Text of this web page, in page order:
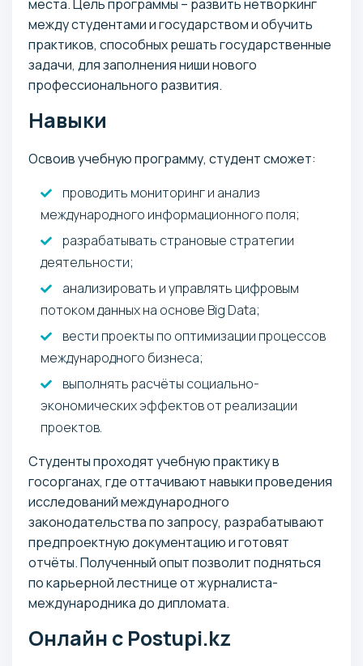
места. Цель программы – развить нетворкинг
между студентами и государством и обучить
практиков, способных решать государственные
задачи, для заполнения ниши нового
профессионального развития.
Навыки
Освоив учебную программу, студент сможет:
проводить мониторинг и анализ
международного информационного поля;
разрабатывать страновые стратегии
деятельности;
анализировать и управлять цифровым
потоком данных на основе Big Data;
вести проекты по оптимизации процессов
международного бизнеса;
выполнять расчёты социально-
экономических эффектов от реализации
проектов.
Студенты проходят учебную практику в
госорганах, где оттачивают навыки проведения
исследований международного
законодательства по запросу, разрабатывают
предпроектную документацию и готовят
отчёты. Полученный опыт позволит подняться
по карьерной лестнице от журналиста-
международника до дипломата.
Онлайн с Postupi.kz